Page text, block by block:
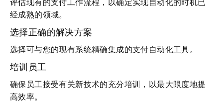
评估现有的支付工作流程，以确定实现自动化的时机已
经成熟的领域。
选择正确的解决方案
选择可与您的现有系统精确集成的支付自动化工具。
培训员工
确保员工接受有关新技术的充分培训，以最大限度地提
高效率。